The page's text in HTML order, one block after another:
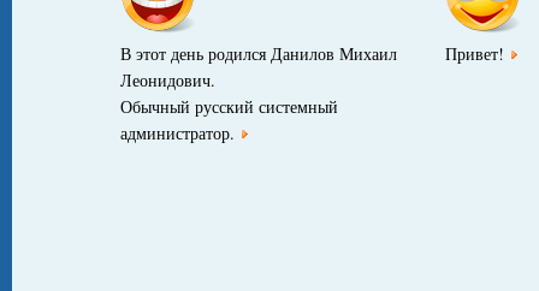
В этот день родился Данилов Михаил
Леонидович.
Обычный русский системный
администратор.
Привет!